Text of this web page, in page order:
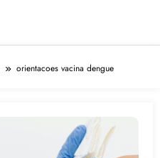
orientacoes vacina dengue